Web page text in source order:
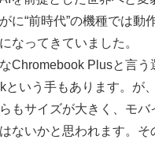
に“前時代”の機種では動
なってきていました。
Chromebook Plusと言う
という手もあります。が
もサイズが大きく、モバ
ないかと思われます。そ